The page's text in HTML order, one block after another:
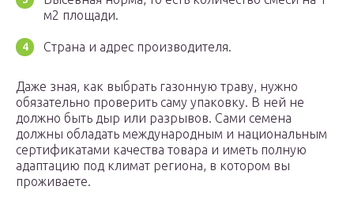
м2 площади.
Страна и адрес производителя.
Даже зная, как выбрать газонную траву, нужно
обязательно проверить саму упаковку. В ней не
должно быть дыр или разрывов. Сами семена
должны обладать международным и национальным
сертификатами качества товара и иметь полную
адаптацию под климат региона, в котором вы
проживаете.